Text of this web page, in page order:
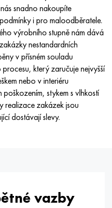
snadno nakoupíte
i pro maloodběratele.
výrobního stupně nám dává
nestandardních
v přísném souladu
který zaručuje nejvyšší
nebo v interiéru
stykem s vlhkostí
realizace zakázek jsou
dostávají slevy.
vazby